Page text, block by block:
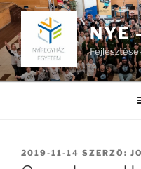
Tartalomhoz
NYE
BEKÜLDVE:
2019-11-14 SZERZŐ: